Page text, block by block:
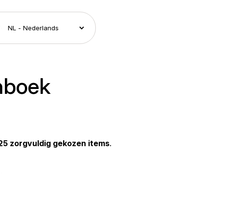
zorgvuldig gekozen items.